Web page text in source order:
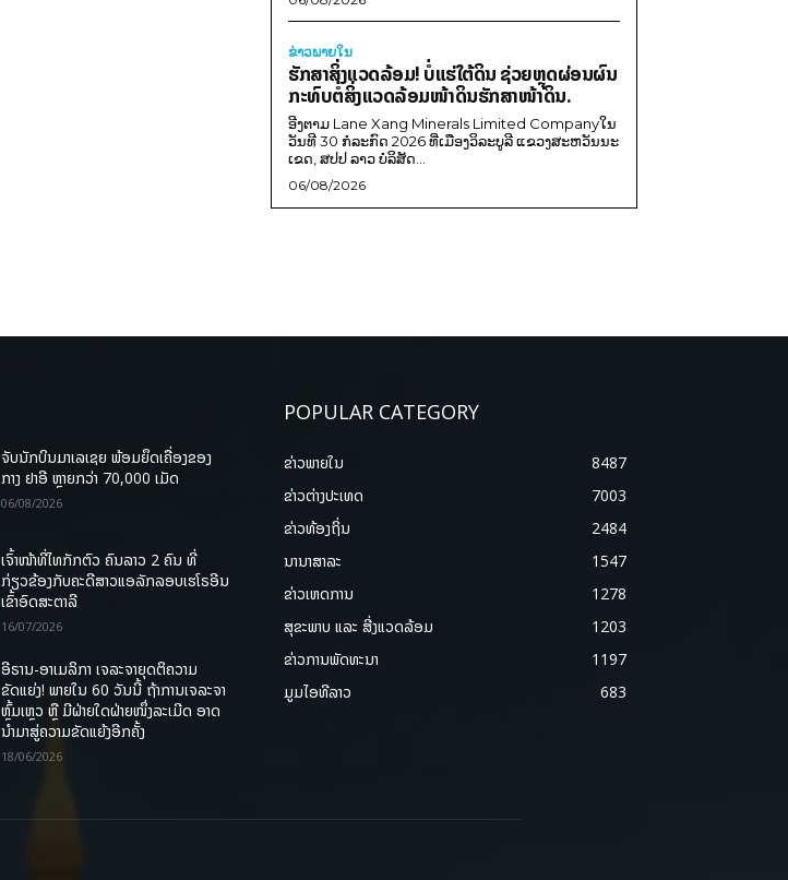
ຂ່າວພາຍ​ໃນ
ຮັກສາສິ່ງແວດລ້ອມ! ບໍ່ແຮ່ໃຕ້ດິນ ຊ່ວຍຫຼຸດຜ່ອນຜົນ
ກະທົບຕໍ່ສິ່ງແວດລ້ອມໜ້າດິນຮັກສາໜ້າດິນ.
ອີງຕາມ Lane Xang Minerals Limited Companyໃນ
ວັນທີ 30 ກໍລະກົດ 2026 ທີ່ເມືອງວິລະບູລີ ແຂວງສະຫວັນນະ
ເຂດ, ສປປ ລາວ ບໍລິສັດ...
06/08/2026
ຈັບນັກບິນມາເລເຊຍ ພ້ອມຍຶດເຄື່ອງຂອງ
ກາງ ຢາອີ ຫຼາຍກວ່າ 70,000 ເມັດ
06/08/2026
ເຈົ້າໜ້າທີ່ໄທກັກຕົວ ຄົນລາວ 2 ຄົນ ທີ່
ກ່ຽວຂ້ອງກັບຄະດີສາວແອລັກລອບເຮໂຣອີນ
ເຂົ້າອົດສະຕາລີ
16/07/2026
ອີຣານ-ອາເມລິກາ ເຈລະຈາຍຸດຕິຄວາມ
ຂັດແຍ່ງ! ພາຍໃນ 60 ວັນນີ້ ຖ້າການເຈລະຈາ
ຫຼົ້ມເຫຼວ ຫຼື ມີຝ່າຍໃດຝ່າຍໜຶ່ງລະເມີດ ອາດ
ນໍາມາສູ່ຄວາມຂັດແຍ້ງອີກຄັ້ງ
18/06/2026
POPULAR CATEGORY
ຂ່າວພາຍ​ໃນ
8487
ຂ່າວຕ່າງປະເທດ
7003
ຂ່າວທ້ອງຖິ່ນ
2484
ນານາສາລະ
1547
ຂ່າວເຫດການ
1278
ສຸຂະພາບ ແລະ ສີ່ງແວດລ້ອມ
1203
ຂ່າວການພັດທະນາ
1197
ມູມໄອທີລາວ
683